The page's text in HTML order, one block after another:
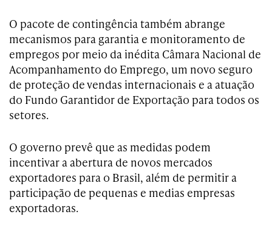
O pacote de contingência também abrange
mecanismos para garantia e monitoramento de
empregos por meio da inédita Câmara Nacional de
Acompanhamento do Emprego, um novo seguro
de proteção de vendas internacionais e a atuação
do Fundo Garantidor de Exportação para todos os
setores.
O governo prevê que as medidas podem
incentivar a abertura de novos mercados
exportadores para o Brasil, além de permitir a
participação de pequenas e medias empresas
exportadoras.